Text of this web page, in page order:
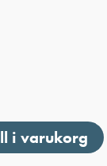
i varukorg